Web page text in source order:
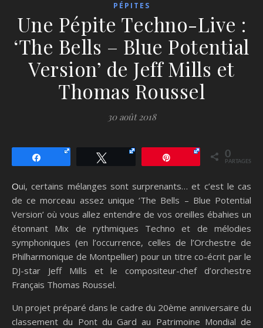
PÉPITES
Une Pépite Techno-Live :
‘The Bells – Blue Potential
Version’ de Jeff Mills et
Thomas Roussel
30 août 2018
0
PARTAGES
Oui, certains mélanges sont surprenants… et c’est le cas
de ce morceau assez unique ‘The Bells – Blue Potential
Version’ où vous allez entendre de vos oreilles ébahies un
étonnant Mix de rythmiques Techno et de mélodies
symphoniques (en l’occurrence, celles de l’Orchestre de
Philharmonique de Montpellier) pour un titre co-écrit par le
DJ-star Jeff Mills et le compositeur-chef d’orchestre
Français Thomas Roussel.
Un projet préparé dans le cadre du 20ème anniversaire du
classement du Pont du Gard au Patrimoine Mondial de